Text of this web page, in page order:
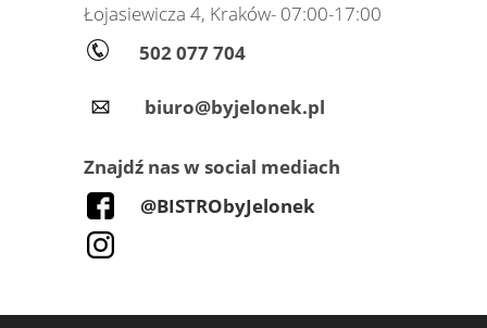
Łojasiewicza 4, Kraków- 07:00-17:00
502 077 704
biuro@byjelonek.pl
Znajdź nas w social mediach
@BISTRObyJelonek